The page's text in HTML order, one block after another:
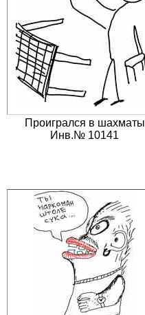
Проигрался в шахматы
Инв.№ 10141